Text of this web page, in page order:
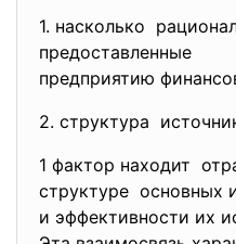
1. насколько
предоставленные
предприятию
2. структура
1 фактор находит
структуре основных
и эффективности их